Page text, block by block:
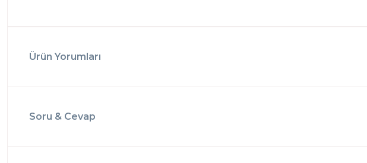
Ürün Yorumları
Soru & Cevap